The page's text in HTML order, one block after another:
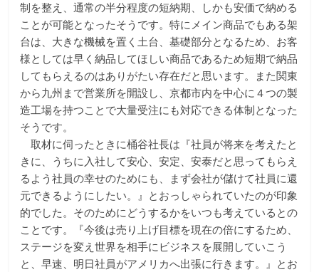
制を整え、通常の半分程度の短納期、しかも安価で納める
ことが可能となったそうです。特にメイン商品でもある架
台は、大きな機械を置く土台、基礎部分となるため、お客
様としては早く納品してほしい商品であるため短期で納品
してもらえるのはありがたい存在だと思います。また関東
から九州まで営業所を開設し、京都市内を中心に４つの製
造工場を持つことで大量受注にも対応できる体制となった
そうです。
取材に伺ったときに桶谷社長は『社員が将来を考えたと
きに、うちに入社して安心、安定、安泰だと思ってもらえ
るよう社員の幸せのためにも、まず会社が儲けて社員に還
元できるようにしたい。』とおっしゃられていたのが印象
的でした。そのためにどうするかをいつも考えているとの
ことです。『今後は売り上げ目標を現在の倍にするため、
ステージを変え世界を相手にビジネスを展開していこう
と、早速、明日社員がアメリカへ出張に行きます。』とお